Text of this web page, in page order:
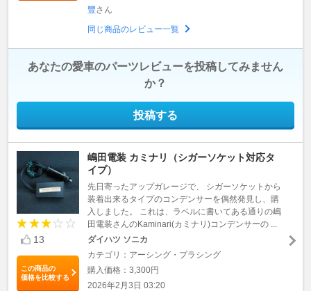
豐さん
同じ商品のレビュー一覧
あなたの愛車のパーツレビューを投稿してみません
か？
投稿する
13
この商品の
価格を比較する
嶋田電装 カミナリ（シガーソケット対応タ
イプ）
先日寄ったアップガレージで、 シガーソケットから
装着出来るタイプのコンデンサーを偶然発見し、購
入しました。 これは、ラベルに書いてある通りの嶋
田電装さんのKaminari(カミナリ)コンデンサーの ...
ダイハツ ソニカ
カテゴリ：アーシング・プラシング
購入価格：3,300円
2026年2月3日 03:20